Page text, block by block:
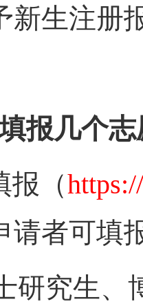
新生注册
报几个
报（
请者可填
研究生、